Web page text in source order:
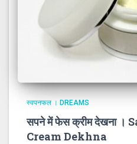
स्वपनफल । DREAMS
सपने में फेस क्रीम देखना ।
Cream Dekhna